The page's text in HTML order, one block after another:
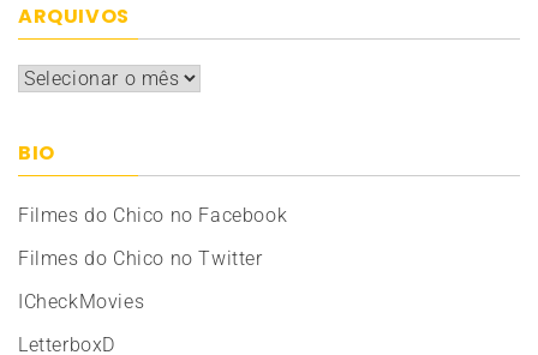
ARQUIVOS
Arquivos
BIO
Filmes do Chico no Facebook
Filmes do Chico no Twitter
ICheckMovies
LetterboxD